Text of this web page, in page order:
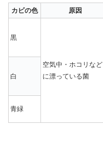
カビの色 原因
黒
空気中・ホコリなど
に漂っている菌
白
青緑